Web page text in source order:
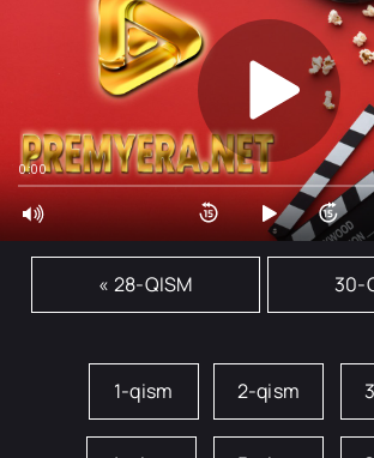
0:00
« 28-QISM 30-
1-qism 2-qism